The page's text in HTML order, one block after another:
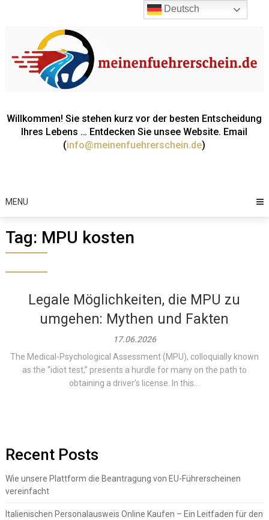
Willkommen! Sie stehen kurz vor der besten Entscheidung
Ihres Lebens … Entdecken Sie unsee Website. Email
(info@meinenfuehrerschein.de)
MENU
Tag: MPU kosten
Legale Möglichkeiten, die MPU zu
umgehen: Mythen und Fakten
17.06.2026
The Medical-Psychological Assessment (MPU), colloquially known
as the “idiot test,” presents a hurdle for many on the path to
obtaining a driver’s license. In this...
Recent Posts
Wie unsere Plattform die Beantragung von EU-Führerscheinen
vereinfacht
Italienischen Personalausweis Online Kaufen – Ein Leitfaden für den
Deutsch